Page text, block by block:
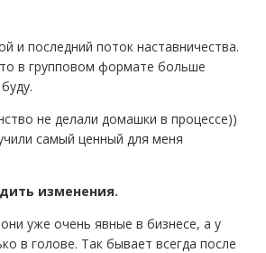
и последний поток наставничества.
в групповом формате больше
не делали домашки в процессе))
самый ценный для меня
изменения.
уже очень явные в бизнесе, а у
в голове. Так бывает всегда после